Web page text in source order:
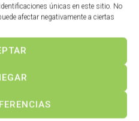
únicas en este sitio. No
afectar negativamente a ciertas